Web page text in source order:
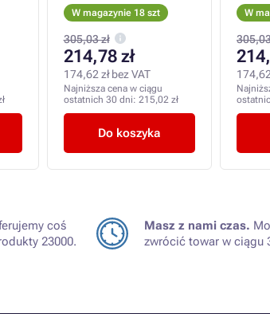
W magazynie 18 szt
305,03 zł
214,78 zł
174,62 zł bez VAT
Najniższa cena w ciągu
ostatnich 30 dni: 215,02 zł
Do koszyka
W
coś
23000.
Masz z nami czas.
zwrócić towar w ciągu